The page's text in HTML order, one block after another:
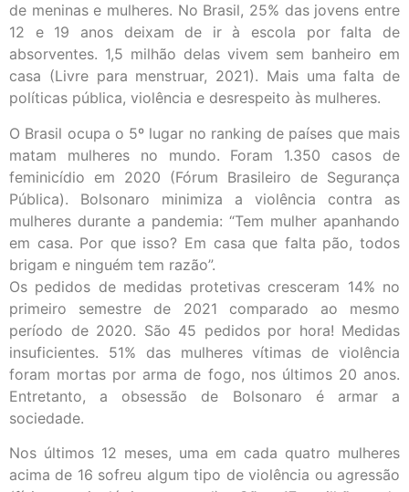
de meninas e mulheres. No Brasil, 25% das jovens entre
12 e 19 anos deixam de ir à escola por falta de
absorventes. 1,5 milhão delas vivem sem banheiro em
casa (Livre para menstruar, 2021). Mais uma falta de
políticas pública, violência e desrespeito às mulheres.
O Brasil ocupa o 5º lugar no ranking de países que mais
matam mulheres no mundo. Foram 1.350 casos de
feminicídio em 2020 (Fórum Brasileiro de Segurança
Pública). Bolsonaro minimiza a violência contra as
mulheres durante a pandemia: “Tem mulher apanhando
em casa. Por que isso? Em casa que falta pão, todos
brigam e ninguém tem razão”.
Os pedidos de medidas protetivas cresceram 14% no
primeiro semestre de 2021 comparado ao mesmo
período de 2020. São 45 pedidos por hora! Medidas
insuficientes. 51% das mulheres vítimas de violência
foram mortas por arma de fogo, nos últimos 20 anos.
Entretanto, a obsessão de Bolsonaro é armar a
sociedade.
Nos últimos 12 meses, uma em cada quatro mulheres
acima de 16 sofreu algum tipo de violência ou agressão